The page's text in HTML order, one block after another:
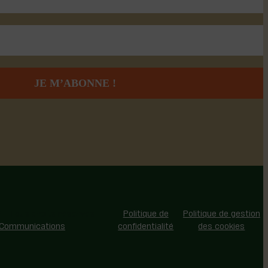
Politique de
confidentialité
Politique de gestion
des cookies